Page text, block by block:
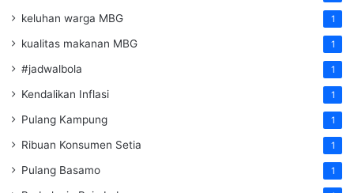
keluhan warga MBG 1
kualitas makanan MBG 1
#jadwalbola 1
Kendalikan Inflasi 1
Pulang Kampung 1
Ribuan Konsumen Setia 1
Pulang Basamo 1